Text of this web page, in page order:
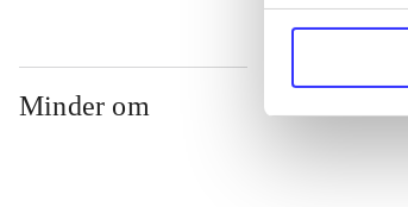
Minder om